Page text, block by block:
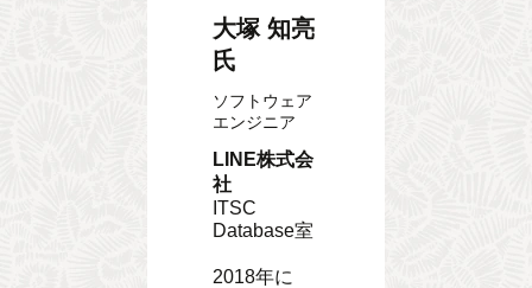
大塚 知亮
氏
ソフトウェア
エンジニア
LINE株式会
社
ITSC
Database室
2018年に